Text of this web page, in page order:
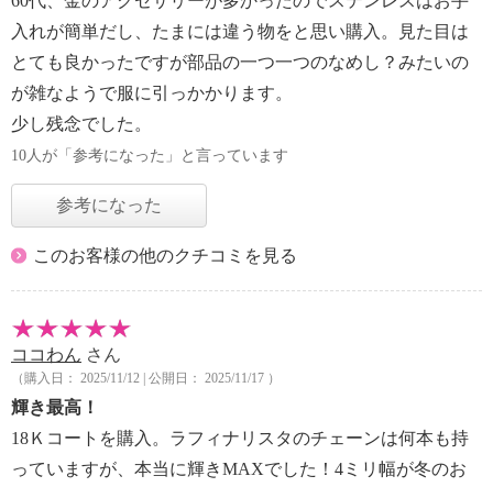
入れが簡単だし、たまには違う物をと思い購入。見た目は
とても良かったですが部品の一つ一つのなめし？みたいの
が雑なようで服に引っかかります。
少し残念でした。
10人が「参考になった」と言っています
参考になった
このお客様の他のクチコミを見る
ココわん さん
（購入日： 2025/11/12 | 公開日： 2025/11/17 ）
輝き最高！
18Ｋコートを購入。ラフィナリスタのチェーンは何本も持
っていますが、本当に輝きMAXでした！4ミリ幅が冬のお